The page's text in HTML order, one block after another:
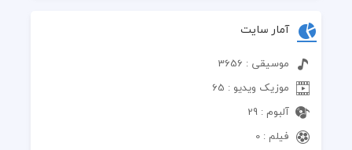
آمار سایت
موسیقی : 3656
موزیک ویدیو : 65
آلبوم : 29
فیلم : 0